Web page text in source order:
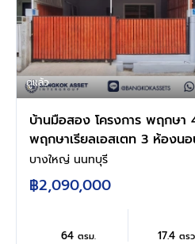
ดูแล้ว
บ้านมือสอง โครงการ พฤกษา
พฤกษาเรียลเอสเตท 3 ห้อง
ใช้สอย 64 ตร.ม. ที่ดิน 17.4 ตร.
สีม่วง สถานีตลาดบางใหญ่ ใกล้
เริ่มต้นชีวิตครอบครัวในทำเลที่ใช่
บางใหญ่ นนทบุรี
฿2,090,000
64ตรม. 17.4ตร